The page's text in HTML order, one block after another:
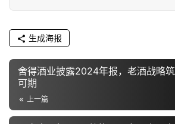
生成海报
舍得酒业披露2024年报，老酒战略
可期
上一篇